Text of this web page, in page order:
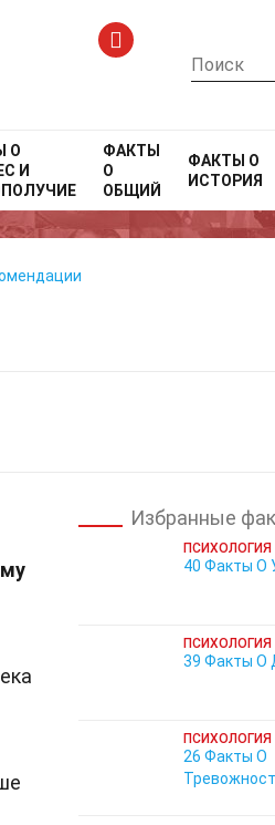
О
И
ФАКТЫ
О
ОБЩИЙ
ФАКТЫ О
ИСТОРИЯ
Избранные
ПСИХОЛОГИЯ
40 Факты О
ПСИХОЛОГИЯ
39 Факты О
ПСИХОЛОГИЯ
26 Факты О